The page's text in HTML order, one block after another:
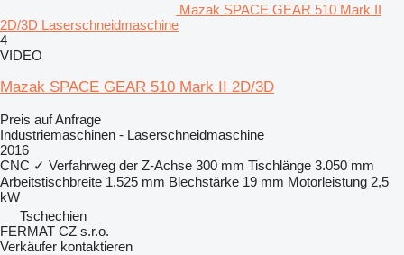
Mazak SPACE GEAR 510 Mark II
2D/3D Laserschneidmaschine
4
VIDEO
Mazak SPACE GEAR 510 Mark II 2D/3D
Preis auf Anfrage
Industriemaschinen - Laserschneidmaschine
2016
CNC ✓ Verfahrweg der Z-Achse 300 mm Tischlänge 3.050 mm
Arbeitstischbreite 1.525 mm Blechstärke 19 mm Motorleistung 2,5
kW
Tschechien
FERMAT CZ s.r.o.
Verkäufer kontaktieren